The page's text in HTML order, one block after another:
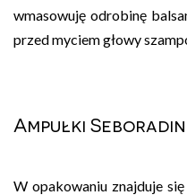
wmasowuję odrobinę
przed myciem głowy
Ampułki
W opakowaniu znajduje